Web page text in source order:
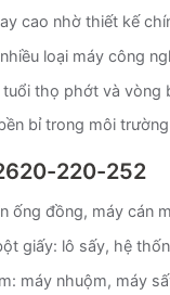
cao nhờ thiết kế
loại máy công
thọ phớt và vòng
bỉ trong môi
220-252
ống đồng, máy cán
giấy: lô sấy, hệ
máy nhuộm, máy